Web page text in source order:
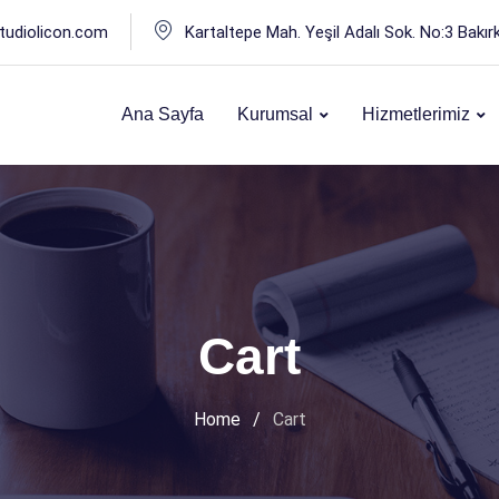
Kartaltepe Mah. Yeşil Adalı Sok. No:3
Ana Sayfa Kurumsal Hizmetlerimiz
Cart
Home / Cart